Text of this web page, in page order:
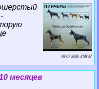
08 07 2026 3:58:37
месяцев